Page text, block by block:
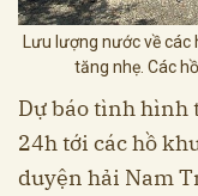
Lưu lượng nước về
tăng nhẹ. Các
Dự báo tình hình
24h tới các hồ
duyện hải Nam